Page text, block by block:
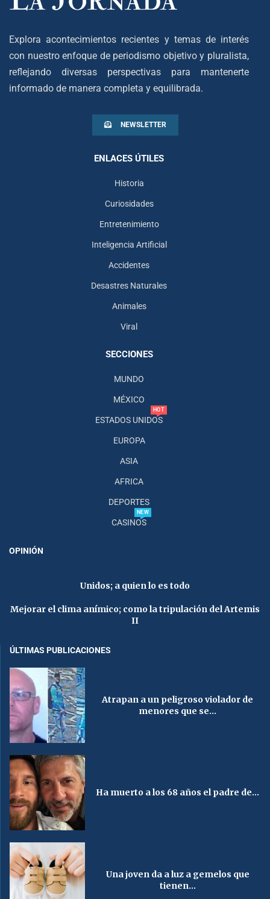
Explora acontecimientos recientes y temas de interés
con nuestro enfoque de periodismo objetivo y pluralista,
reflejando diversas perspectivas para mantenerte
informado de manera completa y equilibrada.
NEWSLETTER
ENLACES ÚTILES
Historia
Curiosidades
Entretenimiento
Inteligencia Artificial
Accidentes
Desastres Naturales
Animales
Viral
SECCIONES
MUNDO
MÉXICO
ESTADOS UNIDOS
HOT
EUROPA
ASIA
AFRICA
DEPORTES
CASINOS
NEW
OPINIÓN
Unidos; a quien lo es todo
Mejorar el clima anímico; como la tripulación del Artemis
II
ÚLTIMAS PUBLICACIONES
Atrapan a un peligroso violador de
menores que se...
Ha muerto a los 68 años el padre de...
Una joven da a luz a gemelos que
tienen...